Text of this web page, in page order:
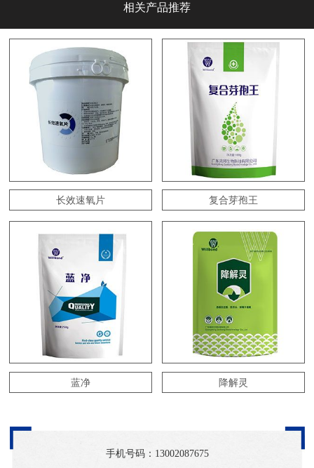
相关产品推荐
长效速氧片 复合芽孢王
蓝净 降解灵
手机号码： 13002087675